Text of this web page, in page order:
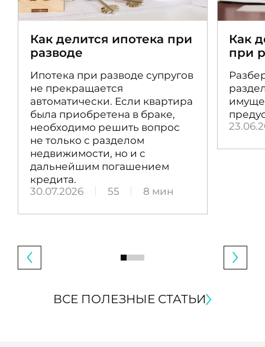
Как делится ипотека при
разводе
Ипотека при разводе супругов
не прекращается
автоматически. Если квартира
была приобретена в браке,
необходимо решить вопрос
не только с разделом
недвижимости, но и с
дальнейшим погашением
кредита.
30.07.2026
55 8 мин
Как
при
ВСЕ ПОЛЕЗНЫЕ СТАТЬИ